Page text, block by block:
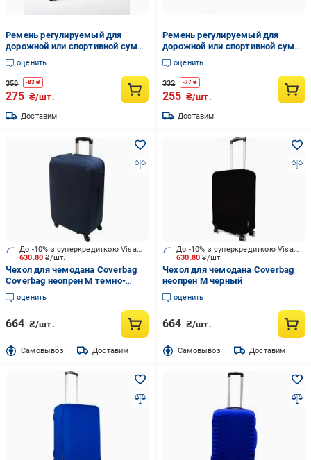
Ремень регулируемый для
дорожной или спортивной сумки
с наплечником металл 3,8x160
см Чёрный (IBX004B)
оценить
358 -83 ₴
275 ₴/шт.
Доставим
Ремень регулируемый для
дорожной или спортивной сумки
с наплечником металл 3,8x160
см Черный (IBX005B)
оценить
332 -77 ₴
255 ₴/шт.
Доставим
630.80₴/шт.
До -10% з суперкредиткою Visa Вигода
Чехол для чемодана Coverbag
Coverbag неопрен М темно-
синий
оценить
664 ₴/шт.
Cамовывоз Доставим
630.80₴/шт.
До -10% з суперкредиткою Visa Вигода
Чехол для чемодана Coverbag
неопрен М черный
оценить
664 ₴/шт.
Cамовывоз Доставим